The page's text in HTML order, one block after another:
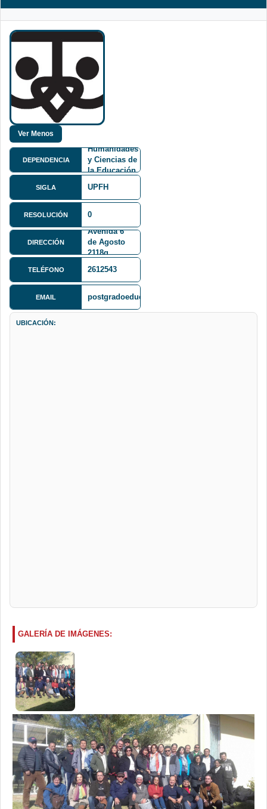
DEPENDENCIA
Humanidades
y Ciencias de
la Educación
SIGLA UPFH
RESOLUCIÓN 0
DIRECCIÓN
Avenida 6
de Agosto
2118q
TELÉFONO 2612543
EMAIL postgradoeducacionumsa@gmail.com
UBICACIÓN:
GALERÍA DE IMÁGENES: